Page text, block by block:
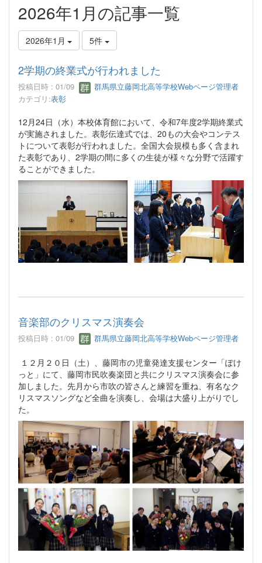
2026年1月の記事一覧
2026年1月 5件
2学期の終業式が行われました
投稿日時 : 01/09
群馬県立藤岡北高等学校Webページ管理者
カテゴリ:表彰
12月24日（水）本校体育館において、令和7年度2学期終業式
が実施されました。表彰伝達式では、20もの大会やコンテス
トについて表彰が行われました。全国大会規模も多く含まれ
た表彰であり、2学期の間に多くの生徒が様々な分野で活躍す
ることができました。
音楽部のクリスマス演奏会
投稿日時 : 01/09 群馬県立藤岡北高等学校Webページ管理者
１２月２０日（土）、藤岡市の児童発達支援センター「ぽけ
っと」にて、藤岡市民吹奏楽団と共にクリスマス演奏会に参
加しました。先月から市吹の皆さんと練習を重ね、有名なク
リスマスソングなど全曲を演奏し、会場は大盛り上がりでし
た。